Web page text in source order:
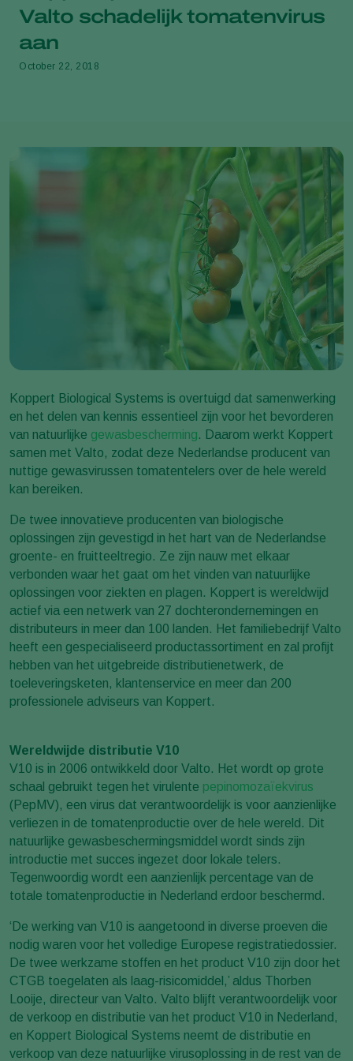
Valto schadelijk tomatenvirus
aan
October 22, 2018
Koppert Biological Systems is overtuigd dat samenwerking
en het delen van kennis essentieel zijn voor het bevorderen
van natuurlijke gewasbescherming. Daarom werkt Koppert
samen met Valto, zodat deze Nederlandse producent van
nuttige gewasvirussen tomatentelers over de hele wereld
kan bereiken.
De twee innovatieve producenten van biologische
oplossingen zijn gevestigd in het hart van de Nederlandse
groente- en fruitteeltregio. Ze zijn nauw met elkaar
verbonden waar het gaat om het vinden van natuurlijke
oplossingen voor ziekten en plagen. Koppert is wereldwijd
actief via een netwerk van 27 dochterondernemingen en
distributeurs in meer dan 100 landen. Het familiebedrijf Valto
heeft een gespecialiseerd productassortiment en zal profijt
hebben van het uitgebreide distributienetwerk, de
toeleveringsketen, klantenservice en meer dan 200
professionele adviseurs van Koppert.
Wereldwijde distributie V10
V10 is in 2006 ontwikkeld door Valto. Het wordt op grote
schaal gebruikt tegen het virulente pepinomozaïekvirus
(PepMV), een virus dat verantwoordelijk is voor aanzienlijke
verliezen in de tomatenproductie over de hele wereld. Dit
natuurlijke gewasbeschermingsmiddel wordt sinds zijn
introductie met succes ingezet door lokale telers.
Tegenwoordig wordt een aanzienlijk percentage van de
totale tomatenproductie in Nederland erdoor beschermd.
‘De werking van V10 is aangetoond in diverse proeven die
nodig waren voor het volledige Europese registratiedossier.
De twee werkzame stoffen en het product V10 zijn door het
CTGB toegelaten als laag-risicomiddel,’ aldus Thorben
Looije, directeur van Valto. Valto blijft verantwoordelijk voor
de verkoop en distributie van het product V10 in Nederland,
en Koppert Biological Systems neemt de distributie en
verkoop van deze natuurlijke virusoplossing in de rest van de